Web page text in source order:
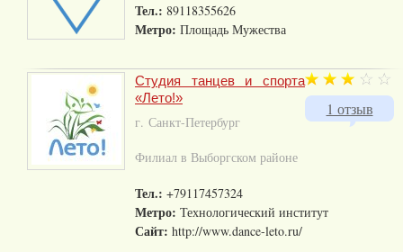
Тел.: 89118355626
Метро: Площадь Мужества
1 отзыв
Студия танцев и спорта
«Лето!»
г. Санкт-Петербург
Филиал в Выборгском районе
Тел.: +79117457324
Метро: Технологический институт
Сайт: http://www.dance-leto.ru/